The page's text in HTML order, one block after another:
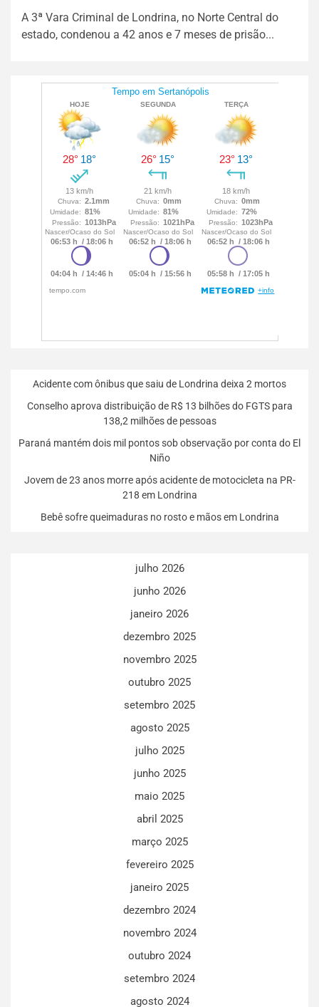
A 3ª Vara Criminal de Londrina, no Norte Central do
estado, condenou a 42 anos e 7 meses de prisão...
Acidente com ônibus que saiu de Londrina deixa 2 mortos
Conselho aprova distribuição de R$ 13 bilhões do FGTS para
138,2 milhões de pessoas
Paraná mantém dois mil pontos sob observação por conta do El
Niño
Jovem de 23 anos morre após acidente de motocicleta na PR-
218 em Londrina
Bebê sofre queimaduras no rosto e mãos em Londrina
julho 2026
junho 2026
janeiro 2026
dezembro 2025
novembro 2025
outubro 2025
setembro 2025
agosto 2025
julho 2025
junho 2025
maio 2025
abril 2025
março 2025
fevereiro 2025
janeiro 2025
dezembro 2024
novembro 2024
outubro 2024
setembro 2024
agosto 2024